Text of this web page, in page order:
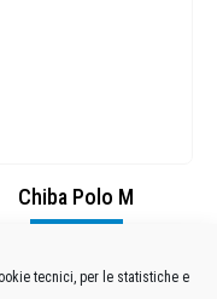
tecnici, per le statistiche e
Chiba Polo M